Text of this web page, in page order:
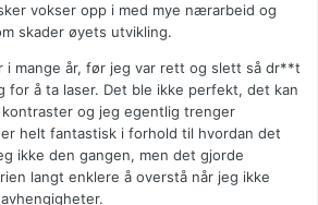
vokser opp i med mye nærarbeid og
skader øyets utvikling.
i mange år, før jeg var rett og slett så dr**t
for å ta laser. Det ble ikke perfekt, det kan
og jeg egentlig trenger
helt fantastisk i forhold til hvordan det
ikke den gangen, men det gjorde
langt enklere å overstå når jeg ikke